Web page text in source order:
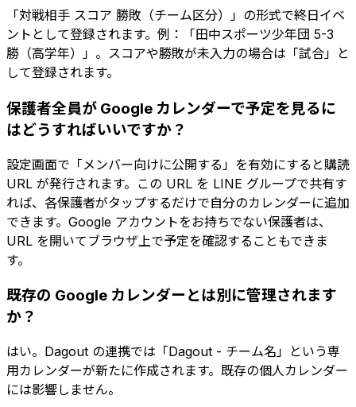
「対戦相手 スコア 勝敗（チーム区分）」の形式で終日イベ
ントとして登録されます。例：「田中スポーツ少年団 5-3
勝（高学年）」。スコアや勝敗が未入力の場合は「試合」と
して登録されます。
保護者全員が Google カレンダーで予定を見るに
はどうすればいいですか？
設定画面で「メンバー向けに公開する」を有効にすると購読
URL が発行されます。この URL を LINE グループで共有す
れば、各保護者がタップするだけで自分のカレンダーに追加
できます。Google アカウントをお持ちでない保護者は、
URL を開いてブラウザ上で予定を確認することもできま
す。
既存の Google カレンダーとは別に管理されます
か？
はい。Dagout の連携では「Dagout - チーム名」という専
用カレンダーが新たに作成されます。既存の個人カレンダー
には影響しません。